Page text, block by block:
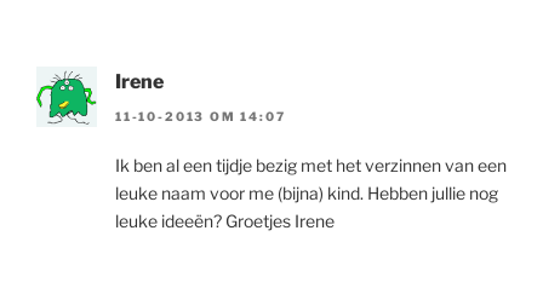
Irene
11-10-2013 OM 14:07
Ik ben al een tijdje bezig met het verzinnen van een
leuke naam voor me (bijna) kind. Hebben jullie nog
leuke ideeën? Groetjes Irene